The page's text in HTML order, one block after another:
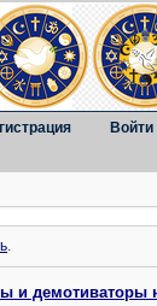
Войти
.
и